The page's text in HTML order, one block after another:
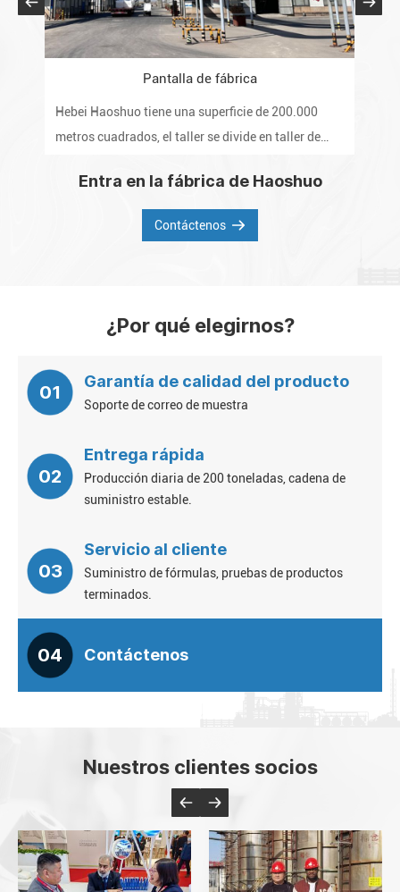
Pantalla de fábrica
Hebei Haoshuo tiene una superficie de 200.000
metros cuadrados, el taller se divide en taller de
polvo, laboratorio y almacén.
Entra en la fábrica de Haoshuo
Contáctenos
¿Por qué elegirnos?
01
Garantía de calidad del producto
Soporte de correo de muestra
02
Entrega rápida
Producción diaria de 200 toneladas, cadena de
suministro estable.
03
Servicio al cliente
Suministro de fórmulas, pruebas de productos
terminados.
04 Contáctenos
Nuestros clientes socios